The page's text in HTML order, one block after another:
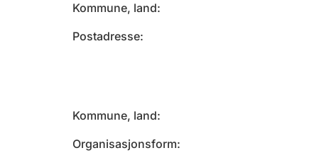
Kommune, land
Postadresse
Kommune, land
Organisasjonsform